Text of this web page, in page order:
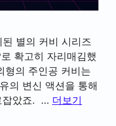
별의 커비 시리즈
확고히 자리매김했
형의 주인공 커비는
의 변신 액션을 통해
잡았죠. … 더보기